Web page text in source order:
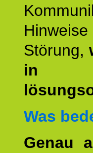
Störung,
in
Was
Genau